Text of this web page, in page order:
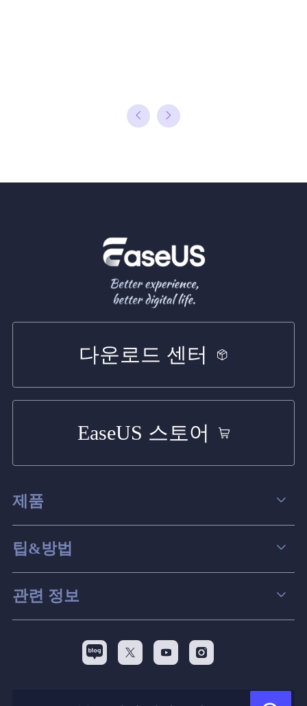
다운로드 센터
EaseUS 스토어
제품
데이터 복구
파티션 관리
스크린 레코더
백업&복원
팁&방법
컴퓨터 데이터 복구 팁
맥 데이터 복구 팁
디스크 파티션 팁
관련 정보
리셀러
  